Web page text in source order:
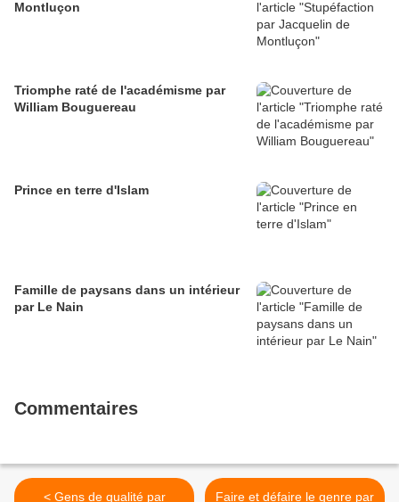
Montluçon
Triomphe raté de l'académisme par
William Bouguereau
Prince en terre d'Islam
Famille de paysans dans un intérieur
par Le Nain
Commentaires
< Gens de qualité par Faire et défaire le genre par